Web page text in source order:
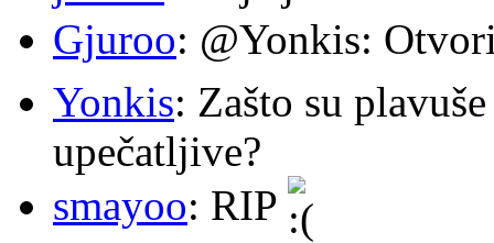
Gjuroo: @Yonkis:
Yonkis: Zašto su
upečatljive?
smayoo: RIP